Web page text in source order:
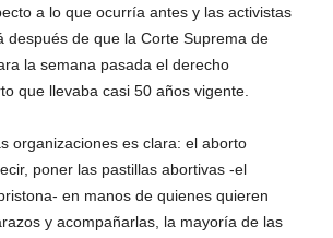
a lo que ocurría antes y las activistas
después de que la Corte Suprema de
la semana pasada el derecho
que llevaba casi 50 años vigente.
organizaciones es clara: el aborto
poner las pastillas abortivas -el
en manos de quienes quieren
y acompañarlas, la mayoría de las